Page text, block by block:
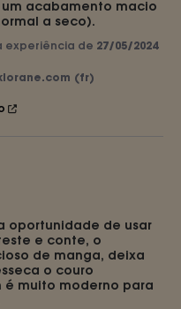
a seco).
experiência de 27/05/2024
(fr)
oportunidade de usar
e conte, o
de manga, deixa
o couro
muito moderno para